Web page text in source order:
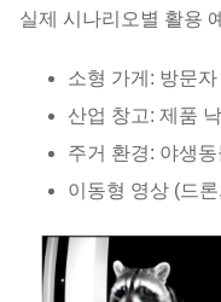
실제 시나리오별 활용
소형 가게: 방문자
산업 창고: 제품
주거 환경: 야생
이동형 영상 (드